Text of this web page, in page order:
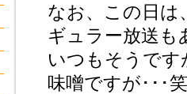
なお、この日は
ギュラー放送も
いつもそうです
味噌ですが･･･